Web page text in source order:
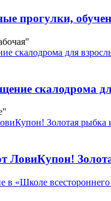
прогулки,
скалодрома
ЛовиКупон!